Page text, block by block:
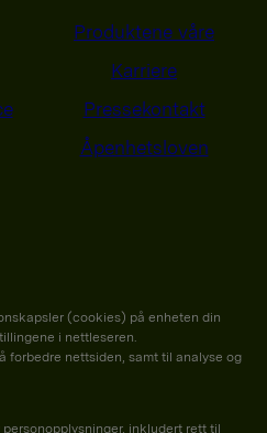
Produktene våre
Karriere
Pressekontakt
Åpenhetsloven
(cookies) på enheten din
i nettleseren.
forbedre nettsiden, samt til analyse og
inkludert rett til